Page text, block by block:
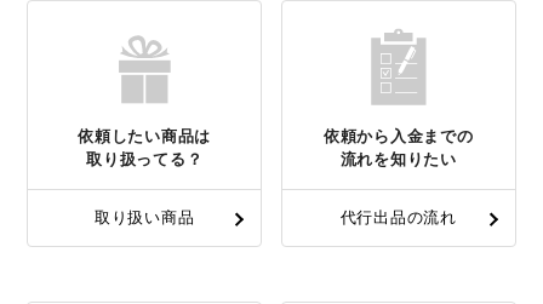
依頼したい商品は
取り扱ってる？
取り扱い商品
依頼から入金までの
流れを知りたい
代行出品の流れ